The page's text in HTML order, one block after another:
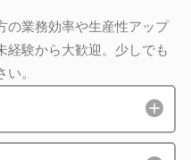
の業務効率や生産性アップ
経験から大歓迎。少しでも
。